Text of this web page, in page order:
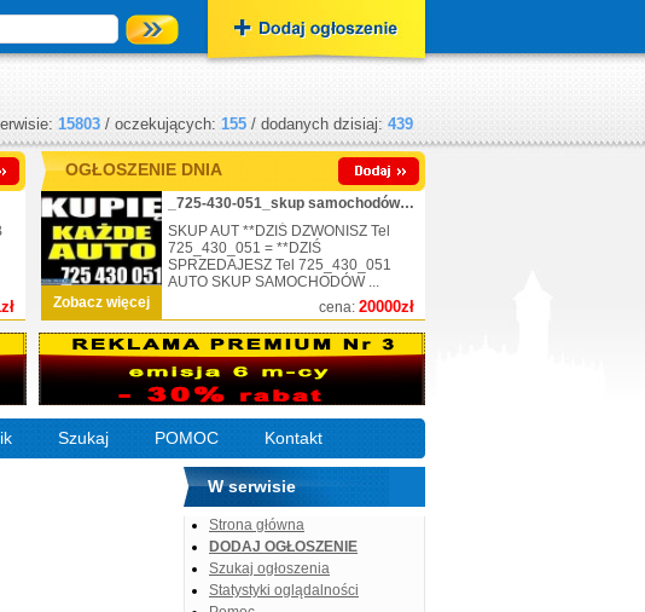
15803 / oczekujących: 155 / dodanych dzisiaj: 439
OGŁOSZENIE DNIA
Zobacz więcej cena: 20000zł
_725-430-051_skup samochodów_nr.1
SKUP AUT **DZIŚ DZWONISZ Tel
725_430_051 = **DZIŚ
SPRZEDAJESZ Tel 725_430_051
AUTO SKUP SAMOCHODÓW ...
Szukaj POMOC Kontakt
W serwisie
Strona główna
DODAJ OGŁOSZENIE
Szukaj ogłoszenia
Statystyki oglądalności